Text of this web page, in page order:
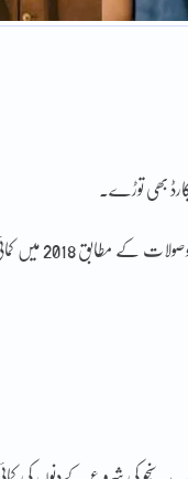
بھی توڑے۔